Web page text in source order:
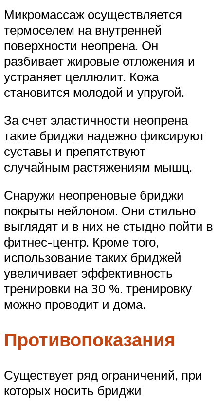
Микромассаж осуществляется
термоселем на внутренней
поверхности неопрена. Он
разбивает жировые отложения и
устраняет целлюлит. Кожа
становится молодой и упругой.
За счет эластичности неопрена
такие бриджи надежно фиксируют
суставы и препятствуют
случайным растяжениям мышц.
Снаружи неопреновые бриджи
покрыты нейлоном. Они стильно
выглядят и в них не стыдно пойти в
фитнес-центр. Кроме того,
использование таких бриджей
увеличивает эффективность
тренировки на 30 %. тренировку
можно проводит и дома.
Противопоказания
Существует ряд ограничений, при
которых носить бриджи